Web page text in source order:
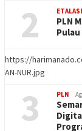
2
PLN
https://
AN-NUR.jpg
3 PLN